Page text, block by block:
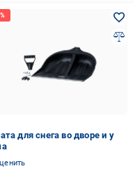
для снега во дворе и у